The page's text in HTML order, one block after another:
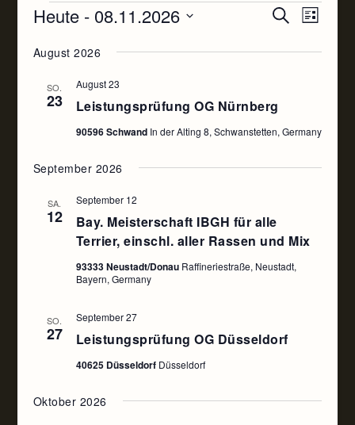
VERANSTALTUNGEN
UND
SUCHELISTE
Heute - 08.11.2026
wählen.
August 2026
SO.
23 Leistungsprüfung OG Nürnberg
August 23
90596 Schwand In der Alting 8, Schwanstetten, Germany
September 2026
SA.
12
Bay. Meisterschaft IBGH für alle
Terrier, einschl. aller Rassen und Mix
September 12
93333 Neustadt/Donau Raffineriestraße, Neustadt,
Bayern, Germany
SO.
27 Leistungsprüfung OG Düsseldorf
September 27
40625 Düsseldorf Düsseldorf
Oktober 2026